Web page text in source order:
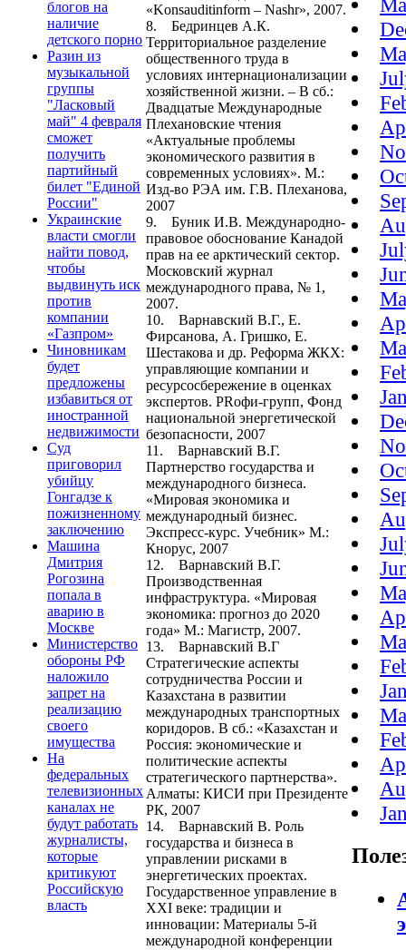
блогов на
наличие
детского порно
Разин из
музыкальной
группы
"Ласковый
май" 4 февраля
сможет
получить
партийный
билет "Единой
России"
Украинские
власти смогли
найти повод,
чтобы
выдвинуть иск
против
компании
«Газпром»
Чиновникам
будет
предложены
избавиться от
иностранной
недвижимости
Суд
приговорил
убийцу
Гонгадзе к
пожизненному
заключению
Машина
Дмитрия
Рогозина
попала в
аварию в
Москве
Министерство
обороны РФ
наложило
запрет на
реализацию
своего
имущества
На
федеральных
телевизионных
каналах не
будут работать
журналисты,
которые
критикуют
Российскую
власть
«Konsauditinform – Nashr», 2007.
8. Бедринцев А.К.
Территориальное разделение
общественного труда в
условиях интернационализации
хозяйственной жизни. – В сб.:
Двадцатые Международные
Плехановские чтения
«Актуальные проблемы
экономического развития в
современных условиях». М.:
Изд-во РЭА им. Г.В. Плеханова,
2007
9. Буник И.В. Международно-
правовое обоснование Канадой
прав на ее арктический сектор.
Московский журнал
международного права, № 1,
2007.
10. Варнавский В.Г., Е.
Фирсанова, А. Гришко, Е.
Шестакова и др. Реформа ЖКХ:
управляющие компании и
ресурсосбережение в оценках
экспертов. PRофи-групп, Фонд
национальной энергетической
безопасности, 2007
11. Варнавский В.Г.
Партнерство государства и
международного бизнеса.
«Мировая экономика и
международный бизнес.
Экспресс-курс. Учебник» М.:
Кнорус, 2007
12. Варнавский В.Г.
Производственная
инфраструктура. «Мировая
экономика: прогноз до 2020
года» М.: Магистр, 2007.
13. Варнавский В.Г
Стратегические аспекты
сотрудничества России и
Казахстана в развитии
международных транспортных
коридоров. В сб.: «Казахстан и
Россия: экономические и
политические аспекты
стратегического партнерства».
Алматы: КИСИ при Президенте
РК, 2007
14. Варнавский В. Роль
государства и бизнеса в
управлении рисками в
энергетических проектах.
Государственное управление в
XXI веке: традиции и
инновации: Материалы 5-й
международной конференции